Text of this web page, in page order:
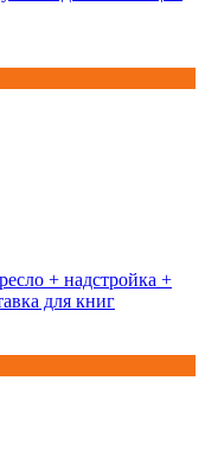
+ надстройка +
для книг